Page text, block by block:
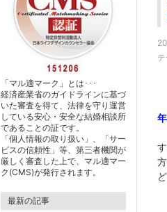
テ
「マル適マーク」とは･･･
経済産業省のガイドラインに基づ
いた審査を得て、法律を守り運営
している安心・安全な結婚相談所
であることの証です。
「個人情報の取り扱い」、「サー
ビスの信頼性」等、第三者機関が
厳しく審査した上で、マル適マー
ク(CMS)が発行されます。
最新の記事